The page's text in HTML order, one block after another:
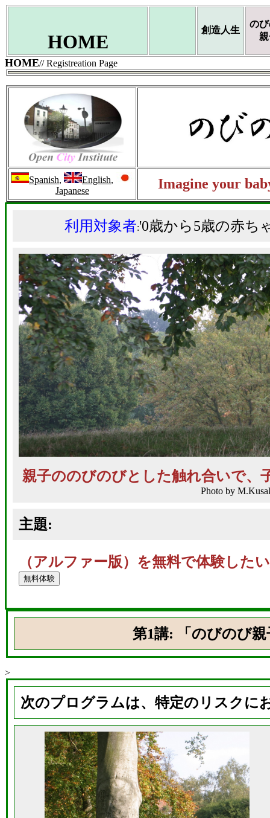
HOME
創造人生
の
HOME// Registreation Page
Spanish, English,
Japanese
Imagine your
利用対象者:'0歳から5歳の赤ち
親子ののびのびとした触れ合いで、
Photo by
主題:
（アルファー版）を無料で体験した
第1講: 「のびのび
>
次のプログラムは、特定のリスクに